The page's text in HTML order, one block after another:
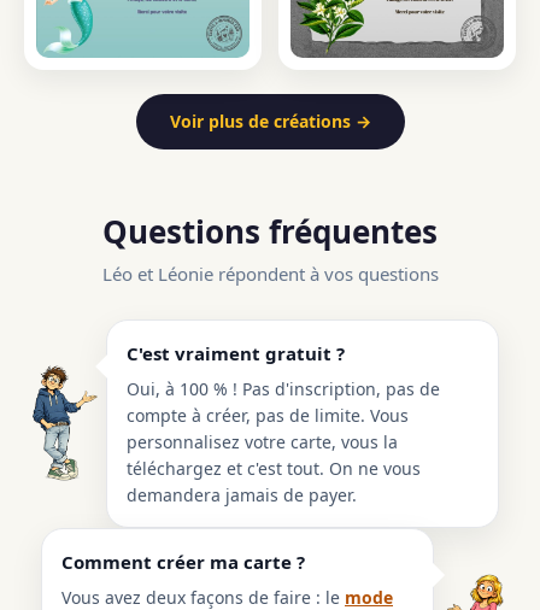
Voir plus de créations →
Questions fréquentes
Léo et Léonie répondent à vos questions
C'est vraiment gratuit ?
Oui, à 100 % ! Pas d'inscription, pas de
compte à créer, pas de limite. Vous
personnalisez votre carte, vous la
téléchargez et c'est tout. On ne vous
demandera jamais de payer.
Comment créer ma carte ?
Vous avez deux façons de faire : le mode